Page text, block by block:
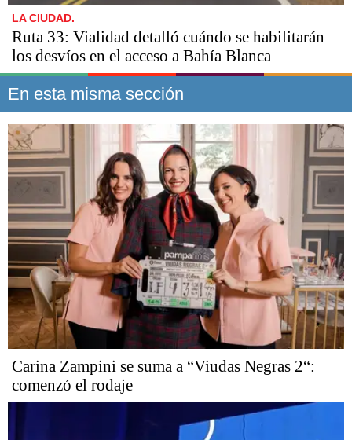
LA CIUDAD.
Ruta 33: Vialidad detalló cuándo se habilitarán
los desvíos en el acceso a Bahía Blanca
En esta misma sección
Carina Zampini se suma a “Viudas Negras 2“:
comenzó el rodaje